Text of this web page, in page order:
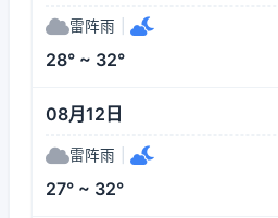
雷阵雨
28° ~ 32°
08月12日
雷阵雨
27° ~ 32°